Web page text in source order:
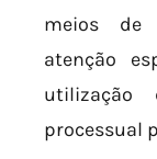
meios de
atenção
utilização
processual